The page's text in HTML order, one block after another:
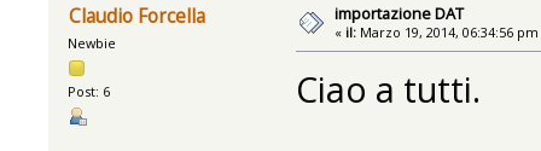
Claudio Forcella
Newbie
Post: 6
importazione DAT
« il: Marzo 19, 2014, 06:34:56
Ciao a tutti.